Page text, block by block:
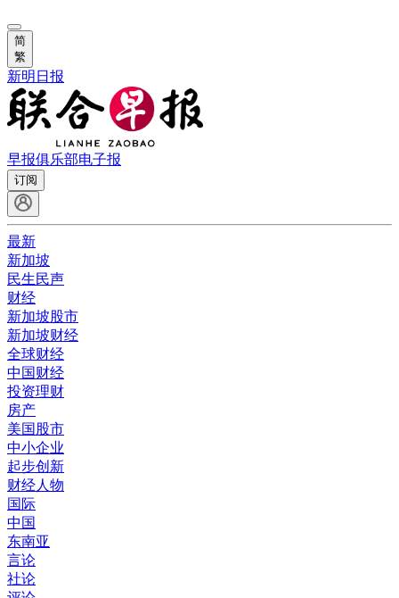
简
繁
新明日报
早报俱乐部电子报
订阅
最新
新加坡
民生民声
财经
新加坡股市
新加坡财经
全球财经
中国财经
投资理财
房产
美国股市
中小企业
起步创新
财经人物
国际
中国
东南亚
言论
社论